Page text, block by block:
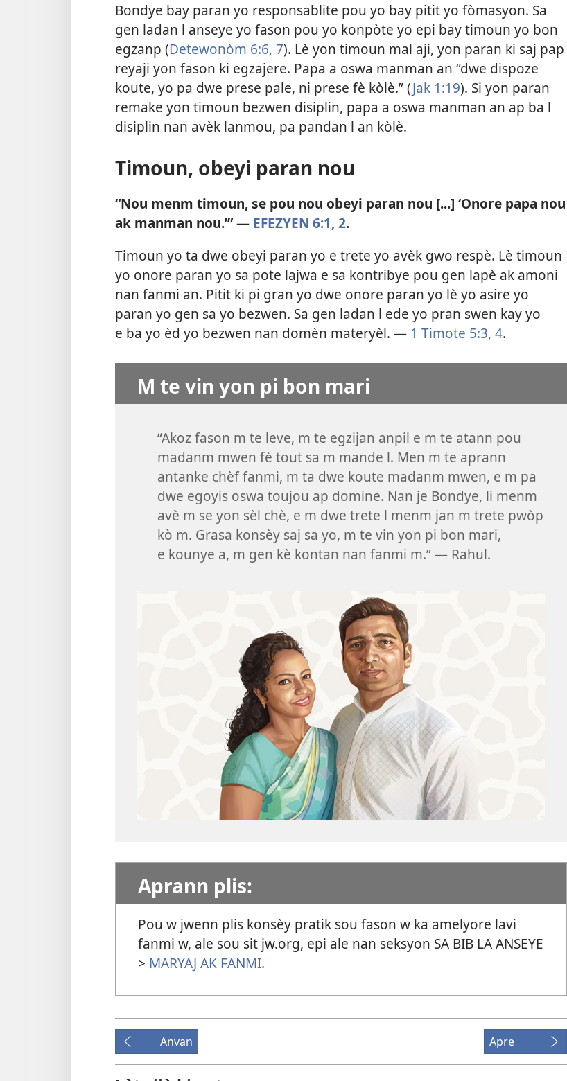
Bondye bay paran yo responsablite pou yo bay pitit yo fòmasyon. Sa
gen ladan l anseye yo fason pou yo konpòte yo epi bay timoun yo bon
egzanp (Detewonòm 6:6, 7). Lè yon timoun mal aji, yon paran ki saj pap
reyaji yon fason ki egzajere. Papa a oswa manman an “dwe dispoze
koute, yo pa dwe prese pale, ni prese fè kòlè.” ​(Jak 1:19). Si yon paran
remake yon timoun bezwen disiplin, papa a oswa manman an ap ba l
disiplin nan avèk lanmou, pa pandan l an kòlè.
Timoun, obeyi paran nou
“Nou menm timoun, se pou nou obeyi paran nou [...] ‘Onore papa nou
ak manman nou.’” — EFEZYEN 6:1, 2.
Timoun yo ta dwe obeyi paran yo e trete yo avèk gwo respè. Lè timoun
yo onore paran yo sa pote lajwa e sa kontribye pou gen lapè ak amoni
nan fanmi an. Pitit ki pi gran yo dwe onore paran yo lè yo asire yo
paran yo gen sa yo bezwen. Sa gen ladan l ede yo pran swen kay yo
e ba yo èd yo bezwen nan domèn materyèl. — 1 Timote 5:3, 4.
M te vin yon pi bon mari
“Akoz fason m te leve, m te egzijan anpil e m te atann pou
madanm mwen fè tout sa m mande l. Men m te aprann
antanke chèf fanmi, m ta dwe koute madanm mwen, e m pa
dwe egoyis oswa toujou ap domine. Nan je Bondye, li menm
avè m se yon sèl chè, e m dwe trete l menm jan m trete pwòp
kò m. Grasa konsèy saj sa yo, m te vin yon pi bon mari,
e kounye a, m gen kè kontan nan fanmi m.” — Rahul.
Aprann plis:
Pou w jwenn plis konsèy pratik sou fason w ka amelyore lavi
fanmi w, ale sou sit jw.org, epi ale nan seksyon SA BIB LA ANSEYE
> MARYAJ AK FANMI.
Anvan Apre